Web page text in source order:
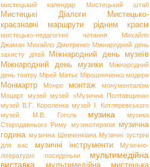
мистецький календар
Мистецький штаб
Мистецькі Діалоги
Мистецько-
краєзнавчі маршрути рідним краєм
мистецько-педагогічні читання
Михайло
Джаман Михайло Дмитренко Міжнародний день
захисту дітей
Міжнародний день музеїв
Міжнародний день музики
Міжнародний
день театру Мірей Матьє Мірошниченко модерн
Монмартр Монро монтаж
монументалізм
Моцарт музей музей «Музична Полтавщина»
музей В.Г. Короленка музей І. Котляревського
музей. М.В. Гоголь
музика
музика
Стародавнього Риму музикотерапія
музична
година музична Шевченкіана Музичні зустрічі
для вас
музичні інструменти
Музично-
літературні посиденьки
мультимедійна
виставка
мультимедійна мистецька